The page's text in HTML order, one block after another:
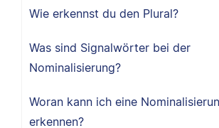
Wie erkennst du den Plural?
Was sind Signalwörter bei der
Nominalisierung?
Woran kann ich eine
erkennen?